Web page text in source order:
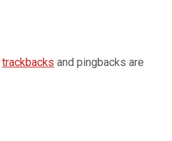
trackbacks and pingbacks are